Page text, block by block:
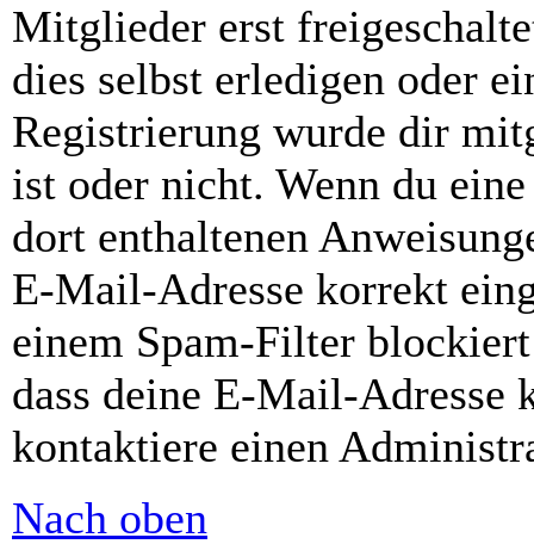
Mitglieder erst
dies selbst erledigen oder
Registrierung wurde dir
ist oder nicht. Wenn du
dort enthaltenen
E-Mail-Adresse korrekt
einem Spam-Filter
dass deine E-Mail-Adresse
kontaktiere einen
Nach oben